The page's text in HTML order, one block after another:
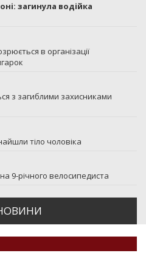
загинула водійка
в організації
з загиблими захисниками
тіло чоловіка
9-річного велосипедиста